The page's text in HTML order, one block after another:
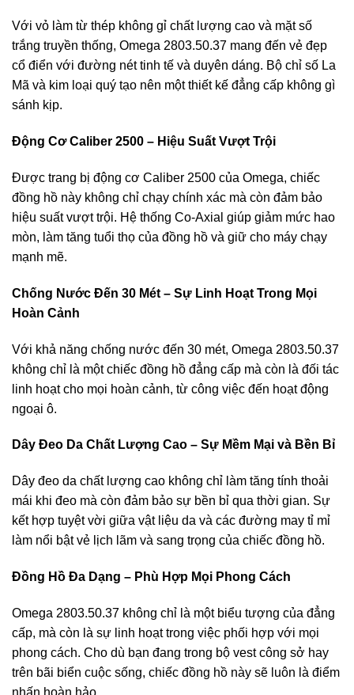
Với vỏ làm từ thép không gỉ chất lượng cao và mặt số
trắng truyền thống, Omega 2803.50.37 mang đến vẻ đẹp
cổ điển với đường nét tinh tế và duyên dáng. Bộ chỉ số La
Mã và kim loại quý tạo nên một thiết kế đẳng cấp không gì
sánh kịp.
Động Cơ Caliber 2500 – Hiệu Suất Vượt Trội
Được trang bị động cơ Caliber 2500 của Omega, chiếc
đồng hồ này không chỉ chạy chính xác mà còn đảm bảo
hiệu suất vượt trội. Hệ thống Co-Axial giúp giảm mức hao
mòn, làm tăng tuổi thọ của đồng hồ và giữ cho máy chạy
mạnh mẽ.
Chống Nước Đến 30 Mét – Sự Linh Hoạt Trong Mọi
Hoàn Cảnh
Với khả năng chống nước đến 30 mét, Omega 2803.50.37
không chỉ là một chiếc đồng hồ đẳng cấp mà còn là đối tác
linh hoạt cho mọi hoàn cảnh, từ công việc đến hoạt động
ngoại ô.
Dây Đeo Da Chất Lượng Cao – Sự Mềm Mại và Bền Bỉ
Dây đeo da chất lượng cao không chỉ làm tăng tính thoải
mái khi đeo mà còn đảm bảo sự bền bỉ qua thời gian. Sự
kết hợp tuyệt vời giữa vật liệu da và các đường may tỉ mỉ
làm nổi bật vẻ lịch lãm và sang trọng của chiếc đồng hồ.
Đồng Hồ Đa Dạng – Phù Hợp Mọi Phong Cách
Omega 2803.50.37 không chỉ là một biểu tượng của đẳng
cấp, mà còn là sự linh hoạt trong việc phối hợp với mọi
phong cách. Cho dù bạn đang trong bộ vest công sở hay
trên bãi biển cuộc sống, chiếc đồng hồ này sẽ luôn là điểm
nhấn hoàn hảo.